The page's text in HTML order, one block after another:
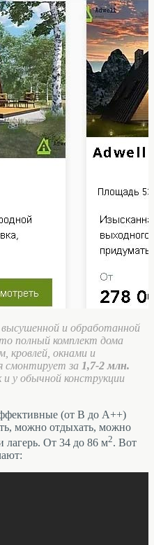
и обработанной
полный комплект дома
кровлей, окнами и
смонтирует за 1,7-2 млн.
у обычной конструкции
(от B до A++)
можно отдыхать, можно
лагерь. От 34 до 86 м2. Вот